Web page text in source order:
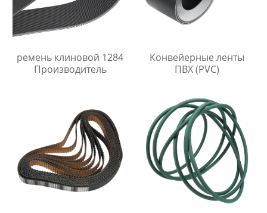
ремень клиновой 1284
Производитель
Конвейерные ленты
ПВХ (PVC)